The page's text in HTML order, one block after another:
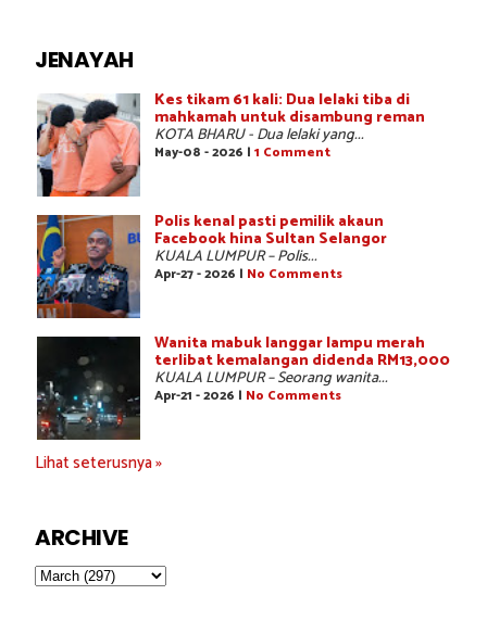
JENAYAH
Kes tikam 61 kali: Dua lelaki tiba di
mahkamah untuk disambung reman
KOTA BHARU - Dua lelaki yang...
May-08 - 2026 | 1 Comment
Polis kenal pasti pemilik akaun
Facebook hina Sultan Selangor
KUALA LUMPUR – Polis...
Apr-27 - 2026 | No Comments
Wanita mabuk langgar lampu merah
terlibat kemalangan didenda RM13,000
KUALA LUMPUR – Seorang wanita...
Apr-21 - 2026 | No Comments
Lihat seterusnya »
ARCHIVE